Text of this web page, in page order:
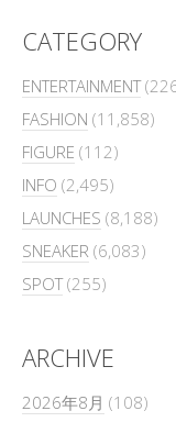
CATEGORY
ENTERTAINMENT
FASHION (11,858)
FIGURE (112)
INFO (2,495)
LAUNCHES (8,188)
SNEAKER (6,083)
SPOT(255)
ARCHIVE
2026年8月 (108)